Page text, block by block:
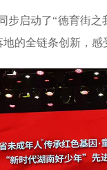
步启动了“德育街
的全链条创新，感